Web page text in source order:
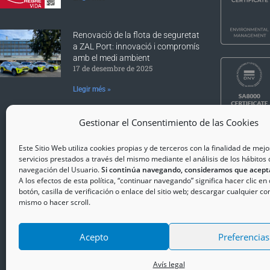
Gestionar el Consentimiento de las Cookies
Este Sitio Web utiliza cookies propias y de terceros con la finalidad de
servicios prestados a través del mismo mediante el análisis de los hábitos
navegación del Usuario.Si continúa navegando, consideramos que
A los efectos de esta política, “continuar navegando” significa hacer clic
botón, casilla de verificación o enlace del sitio web; descargar cualquier
mismo o hacer scroll.
Acepto Preferencias
Avís legal
Renovació de la flota de seguretat
a ZAL Port: innovació i compromís
amb el medi ambient
17 de desembre de 2025
Llegir més »
Avís